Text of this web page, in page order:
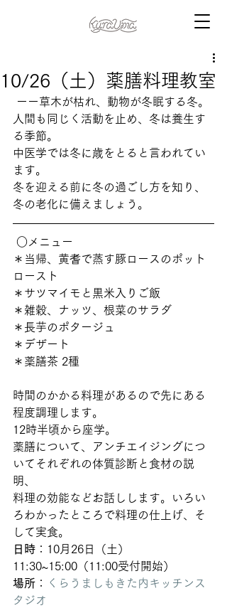
10/26（土）薬膳料理教室
ーー草木が枯れ、動物が冬眠する冬。
人間も同じく活動を止め、冬は養生す
る季節。
中医学では冬に歳をとると言われてい
ます。
冬を迎える前に冬の過ごし方を知り、
冬の老化に備えましょう。
○メニュー
＊当帰、黄耆で蒸す豚ロースのポット
ロースト
＊サツマイモと黒米入りご飯
＊雑穀、ナッツ、根菜のサラダ
＊長芋のポタージュ
＊デザート
＊薬膳茶 2種
時間のかかる料理があるので先にある
程度調理します。
12時半頃から座学。
薬膳について、アンチエイジングにつ
いてそれぞれの体質診断と食材の説
明、
料理の効能などお話しします。いろい
ろわかったところで料理の仕上げ、そ
して実食。
日時 ：10月26日（土）
11:30~15:00（11:00受付開始）
場所 ：
くらうましもきた内キッチンス
タジオ